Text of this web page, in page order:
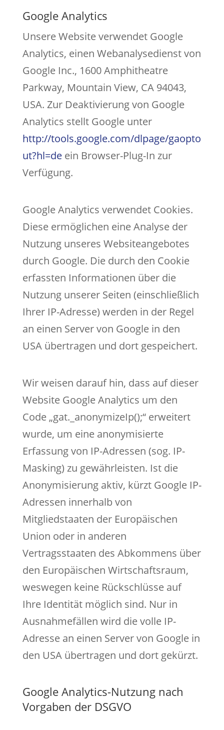
Google Analytics
Unsere Website verwendet Google
Analytics, einen Webanalysedienst von
Google Inc., 1600 Amphitheatre
Parkway, Mountain View, CA 94043,
USA. Zur Deaktivierung von Google
Analytics stellt Google unter
http://tools.google.com/dlpage/gaopto
ut?hl=deein Browser-Plug-In zur
Verfügung.
Google Analytics verwendet Cookies.
Diese ermöglichen eine Analyse der
Nutzung unseres Websiteangebotes
durch Google. Die durch den Cookie
erfassten Informationen über die
Nutzung unserer Seiten (einschließlich
Ihrer IP-Adresse) werden in der Regel
an einen Server von Google in den
USA übertragen und dort gespeichert.
Wir weisen darauf hin, dass auf dieser
Website Google Analytics um den
Code „gat._anonymizeIp();“ erweitert
wurde, um eine anonymisierte
Erfassung von IP-Adressen (sog. IP-
Masking) zu gewährleisten. Ist die
Anonymisierung aktiv, kürzt Google IP-
Adressen innerhalb von
Mitgliedstaaten der Europäischen
Union oder in anderen
Vertragsstaaten des Abkommens über
den Europäischen Wirtschaftsraum,
weswegen keine Rückschlüsse auf
Ihre Identität möglich sind. Nur in
Ausnahmefällen wird die volle IP-
Adresse an einen Server von Google in
den USA übertragen und dort gekürzt.
Google Analytics-Nutzung nach
Vorgaben der DSGVO